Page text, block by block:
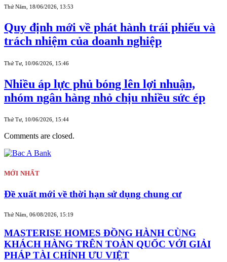
Thứ Năm, 18/06/2026, 13:53
Quy định mới về phát hành trái phiếu và
trách nhiệm của doanh nghiệp
Thứ Tư, 10/06/2026, 15:46
Nhiều áp lực phủ bóng lên lợi nhuận,
nhóm ngân hàng nhỏ chịu nhiều sức ép
Thứ Tư, 10/06/2026, 15:44
Comments are closed.
MỚI NHẤT
Đề xuất mới về thời hạn sử dụng chung cư
Thứ Năm, 06/08/2026, 15:19
MASTERISE HOMES ĐỒNG HÀNH CÙNG
KHÁCH HÀNG TRÊN TOÀN QUỐC VỚI GIẢI
PHÁP TÀI CHÍNH ƯU VIỆT